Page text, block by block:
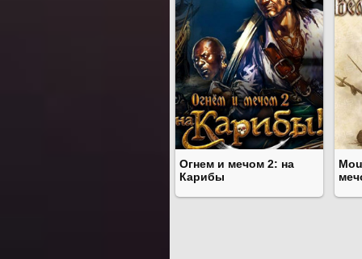
Огнем и мечом 2: на
Карибы